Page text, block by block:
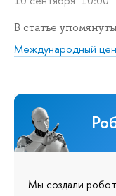
В статье упомянуты
Международный
Мы создали